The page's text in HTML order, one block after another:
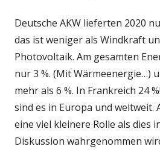
Deutsche AKW lieferten 2020
das ist weniger als Windkraft
Photovoltaik. Am gesamten
nur 3 %. (Mit Wärmeenergie…)
mehr als 6 %. In Frankreich 24
sind es in Europa und
eine viel kleinere Rolle als dies
Diskussion wahrgenommen